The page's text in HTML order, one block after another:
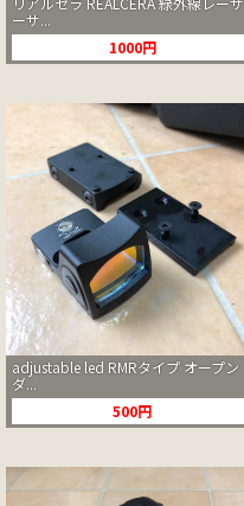
ーサ...
1000円
adjustable led RMRタイプ オープン
ダ...
500円